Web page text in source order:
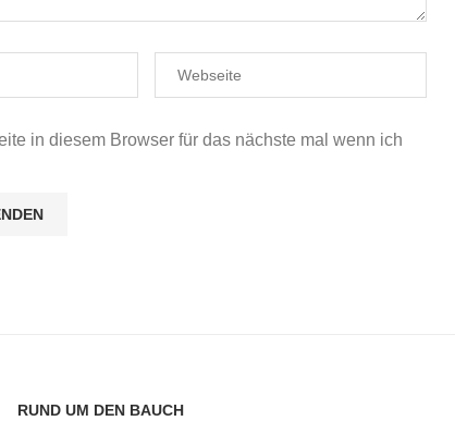
in diesem Browser für das nächste mal wenn ich
RUND UM DEN BAUCH